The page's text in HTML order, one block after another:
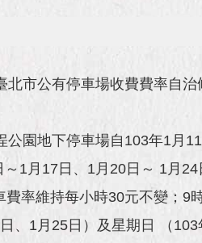
市公有停車場收費費率自治
園地下停車場自103年1月
1月17日、1月20日～ 1月
率維持每小時30元不變；9
、1月25日）及星期日 （